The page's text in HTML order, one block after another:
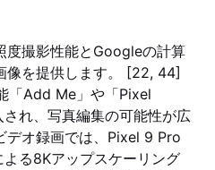
度撮影性能とGoogleの計算
像を提供します。 [22, 44]
「Add Me」や「Pixel
れ、写真編集の可能性が広
デオ録画では、Pixel 9 Pro
る8Kアップスケーリング